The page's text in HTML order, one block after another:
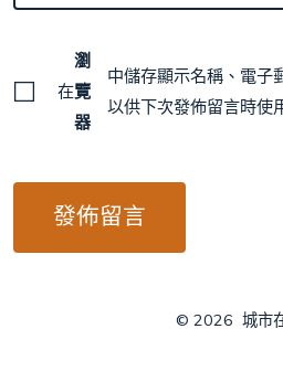
在
瀏
覽
器
中儲存顯示名稱、電子
以供下次發佈留言時使
© 2026 城市